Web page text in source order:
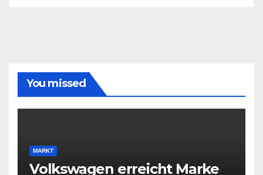
You missed
MARKT
Volkswagen erreicht Marke